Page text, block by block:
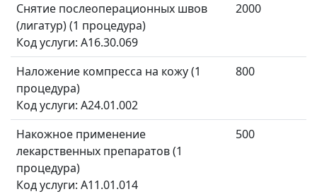
Снятие послеоперационных швов
(лигатур) (1 процедура)
Код услуги: A16.30.069
2000
Наложение компресса на кожу (1
процедура)
Код услуги: A24.01.002
800
Накожное применение
лекарственных препаратов (1
процедура)
Код услуги: A11.01.014
500